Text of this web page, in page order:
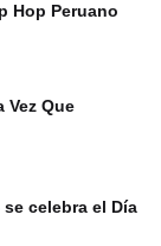
Hop Peruano
Vez Que
celebra el Día